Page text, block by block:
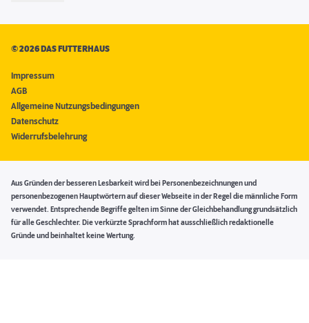
©2026 DAS FUTTERHAUS
Impressum
AGB
Allgemeine Nutzungsbedingungen
Datenschutz
Widerrufsbelehrung
Aus Gründen der besseren Lesbarkeit wird bei Personenbezeichnungen und
personenbezogenen Hauptwörtern auf dieser Webseite in der Regel die männliche Form
verwendet. Entsprechende Begriffe gelten im Sinne der Gleichbehandlung grundsätzlich
für alle Geschlechter. Die verkürzte Sprachform hat ausschließlich redaktionelle
Gründe und beinhaltet keine Wertung.